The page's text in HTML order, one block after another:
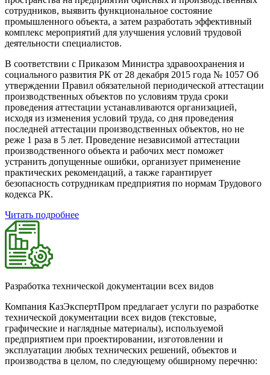
сотрудников, выявить функциональное состояние
промышленного объекта, а затем разработать эффективный
комплекс мероприятий для улучшения условий трудовой
деятельности специалистов.
В соответствии с Приказом Министра здравоохранения и
социального развития РК от 28 декабря 2015 года № 1057 Об
утверждении Правил обязательной периодической аттестации
производственных объектов по условиям труда сроки
проведения аттестации устанавливаются организацией,
исходя из изменения условий труда, со дня проведения
последней аттестации производственных объектов, но не
реже 1 раза в 5 лет. Проведение независимой аттестации
производственного объекта и рабочих мест поможет
устранить допущенные ошибки, организует применение
практических рекомендаций, а также гарантирует
безопасность сотрудникам предприятия по нормам Трудового
кодекса РК.
Читать подробнее
Разработка технической документации всех видов
Компания КазЭкспертПром предлагает услуги по разработке
технической документации всех видов (текстовые,
графические и наглядные материалы), используемой
предприятием при проектировании, изготовлении и
эксплуатации любых технических решений, объектов и
производства в целом, по следующему обширному перечню: